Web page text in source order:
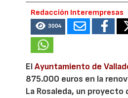
Redacción Interempresas
3004
ElAyuntamiento de
875.000 euros en la
La Rosaleda, un proyecto